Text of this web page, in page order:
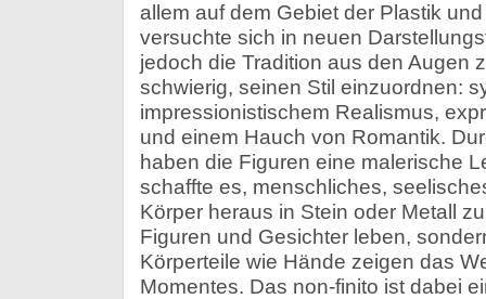
allem auf dem Gebiet der Plastik
versuchte sich in neuen
jedoch die Tradition aus den Augen
schwierig, seinen Stil einzuordnen:
impressionistischem Realismus,
und einem Hauch von Romantik.
haben die Figuren eine malerische
schaffte es, menschliches,
Körper heraus in Stein oder Metall
Figuren und Gesichter leben,
Körperteile wie Hände zeigen das
Momentes. Das non-finito ist dabei